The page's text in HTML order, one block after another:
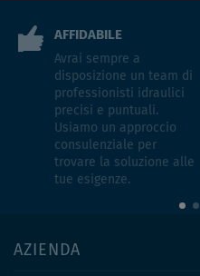
AFFIDABILE
Avrai sempre a
disposizione un team di
professionisti idraulici
precisi e puntuali.
Usiamo un approccio
consulenziale per
trovare la soluzione alle
tue esigenze.
AZIENDA